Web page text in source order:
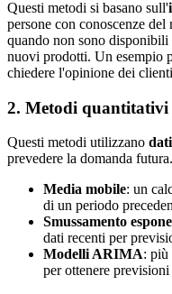
Questi metodi si basano sull'
persone con conoscenze
quando non sono
nuovi prodotti. Un esempio
chiedere l'opinione dei
2. Metodi quantitativi
Questi metodi utilizzano
prevedere la domanda
Media mobile: un
di un periodo
Smussamento
dati recenti per
Modelli ARIMA: più
per ottenere